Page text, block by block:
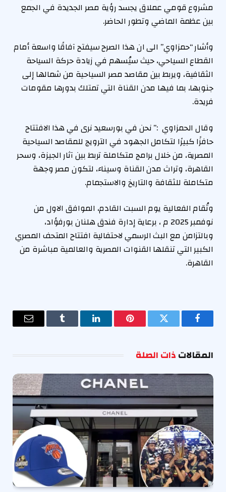
مشروع قومي عملاق يجسد رؤية مصر الجديدة في الجمع
بين عظمة الماضي وتطور الحاضر.
وأشار “حمزاوي” الى ان هذا الصرح سيفتح آفاقًا واسعة أمام
القطاع السياحي، حيث سيُسهم في زيادة حركة السياحة
الثقافية، ويربط بين مقاصد مصر السياحية من شمالها إلى
جنوبها، بما فيها مدن القناة التي تمتلك بدورها مقومات
فريدة.
وقال الحمزاوي :” نحن في بورسعيد نرى في هذا الافتتاح
حافزًا كبيرًا لتكامل الجهود في الترويج للمقاصد السياحية
المصرية، من خلال برامج متكاملة تربط بين آثار الجيزة، وسحر
القاهرة، وتراث مدن القناة وسيناء، لتكون مصر وجهة
متكاملة للثقافة والتاريخ والاستجمام.
وتُقام الفعالية يوم السبت القادم، الموافق الاول من
نوفمبر 2025 م ، برعاية إدارة فندق هلنان بورفؤاد،
وبالتزامن مع البث الرسمي لاحتفالية افتتاح المتحف المصري
الكبير التي تنقلها القنوات المصرية والعالمية مباشرة من
القاهرة.
فيسبوك تويتر بينتيريستلينكدإن Tumblr
البريد
المقالاتذات الصلة